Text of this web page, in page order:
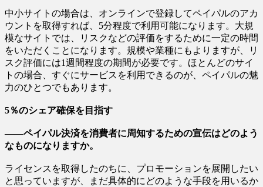
中小サイトの場合は、オンラインで登録してペイパルのアカ
ウントを取得すれば、5分程度で利用可能になります。大規
模なサイトでは、リスクなどの評価をするために一定の時間
をいただくことになります。規模や業種にもよりますが、リ
スク評価には1週間程度の期間が必要です。ほとんどのサイ
トの場合、すぐにサービスを利用できるのが、ペイパルの魅
力のひとつでもあります。
5％のシェア確保を目指す
――ペイパル決済を消費者に周知するための宣伝はどのよう
なものになりますか。
ライセンスを取得したのちに、プロモーションを展開したい
と思っていますが、まだ具体的にどのような手段を用いるか